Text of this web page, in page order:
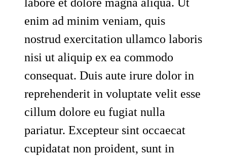
enim ad minim veniam, quis
nostrud exercitation ullamco laboris
nisi ut aliquip ex ea commodo
consequat. Duis aute irure dolor in
reprehenderit in voluptate velit esse
cillum dolore eu fugiat nulla
pariatur. Excepteur sint occaecat
cupidatat non proident, sunt in